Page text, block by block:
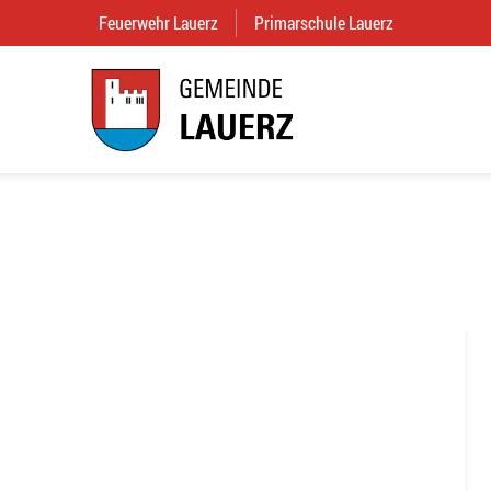
Feuerwehr Lauerz (External Link)
Primarschule Lauerz